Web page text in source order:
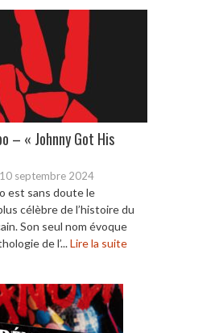
– « Johnny Got His
10 septembre 2024
est sans doute le
célèbre de l’histoire du
Son seul nom évoque
de l’...Lire la suite